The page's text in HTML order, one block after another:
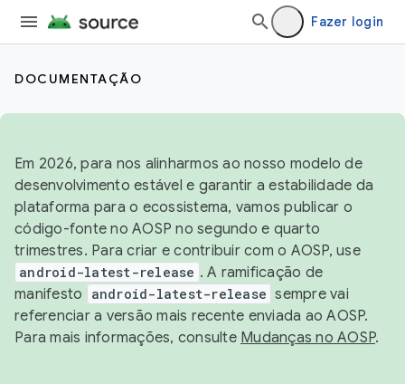
Fazer login
DOCUMENTAÇÃO
Em 2026, para nos alinharmos ao nosso modelo de
desenvolvimento estável e garantir a estabilidade da
plataforma para o ecossistema, vamos publicar o
código-fonte no AOSP no segundo e quarto
trimestres. Para criar e contribuir com o AOSP, use
android-latest-release . A ramificação de
manifesto
android-latest-release sempre vai
referenciar a versão mais recente enviada ao AOSP.
Para mais informações, consulte Mudanças no AOSP.